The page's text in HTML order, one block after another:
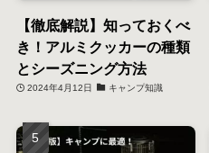
【徹底解説】知っておくべ
き！アルミクッカーの種類
とシーズニング方法
2024年4月12日 キャンプ知識